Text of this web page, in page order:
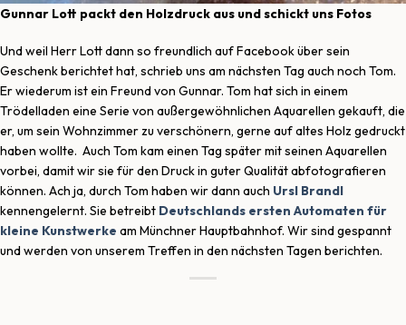
Gunnar Lott packt den Holzdruck aus und schickt uns Fotos
Und weil Herr Lott dann so freundlich auf Facebook über sein
Geschenk berichtet hat, schrieb uns am nächsten Tag auch noch Tom.
Er wiederum ist ein Freund von Gunnar. Tom hat sich in einem
Trödelladen eine Serie von außergewöhnlichen Aquarellen gekauft, die
er, um sein Wohnzimmer zu verschönern, gerne auf altes Holz gedruckt
haben wollte. Auch Tom kam einen Tag später mit seinen Aquarellen
vorbei, damit wir sie für den Druck in guter Qualität abfotografieren
können. Ach ja, durch Tom haben wir dann auch Ursl Brandl
kennengelernt. Sie betreibt Deutschlands ersten Automaten für
kleine Kunstwerke am Münchner Hauptbahnhof. Wir sind gespannt
und werden von unserem Treffen in den nächsten Tagen berichten.